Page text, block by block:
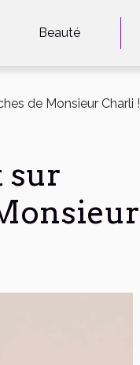
Beauté
de Monsieur Charli !
sur